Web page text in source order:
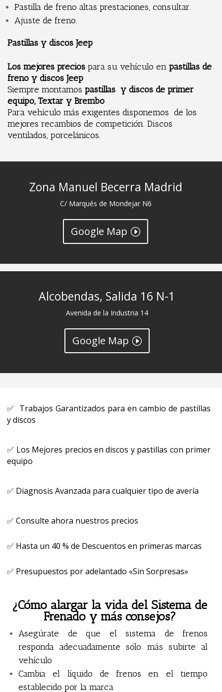
Pastilla de freno altas prestaciones, consultar.
Ajuste de freno.
Pastillas y discos Jeep
Los mejores precios para su vehículo en pastillas de
freno y discos Jeep
Siempre montamos pastillas y discos de primer
equipo, Textar y Brembo
Para vehículo más exigentes disponemos de los
mejores recambios de competición. Discos
ventilados, porcelánicos.
Zona Manuel Becerra Madrid
C/ Marqués de Mondejar N6
Google Map
Alcobendas, Salida 16 N-1
Avenida de la Industria 14
Google Map
✅ Trabajos Garantizados para en cambio de pastillas
y discos
✅ Los Mejores precios en discos y pastillas con primer
equipo
✅ Diagnosis Avanzada para cualquier tipo de avería
✅ Consulte ahora nuestros precios
✅ Hasta un 40 % de Descuentos en primeras marcas
✅ Presupuestos por adelantado «Sin Sorpresas»
¿Cómo alargar la vida del Sistema de
Frenado y más consejos?
Asegúrate de que el sistema de frenos
responda adecuadamente sólo más subirte al
vehículo
Cambia el líquido de frenos en el tiempo
establecido por la marca